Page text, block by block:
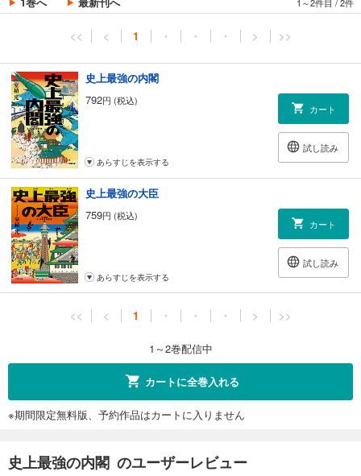
<< < 1 ・ ・ ・ > >>
史上最強の内閣
792円 (税込)
カート
試し読み
あらすじを表示する
史上最強の大臣
759円 (税込)
カート
試し読み
あらすじを表示する
<< < 1 ・ ・ ・ > >>
1～2巻配信中
カートに全巻入れる
※期間限定無料版、予約作品はカートに入りません
史上最強の内閣 のユーザーレビュー